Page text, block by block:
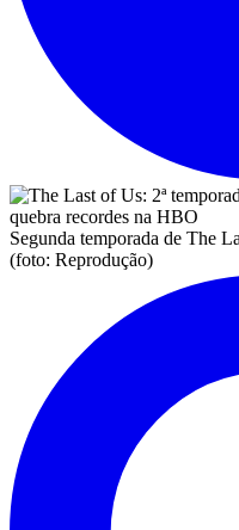
Segunda temporada de The
(foto: Reprodução)